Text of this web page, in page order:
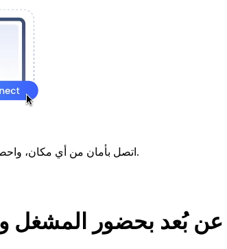
اتصل بأمان من أي مكان، واحصل على الدعم في كل مكان.
عن بُعد بحضور المشغل